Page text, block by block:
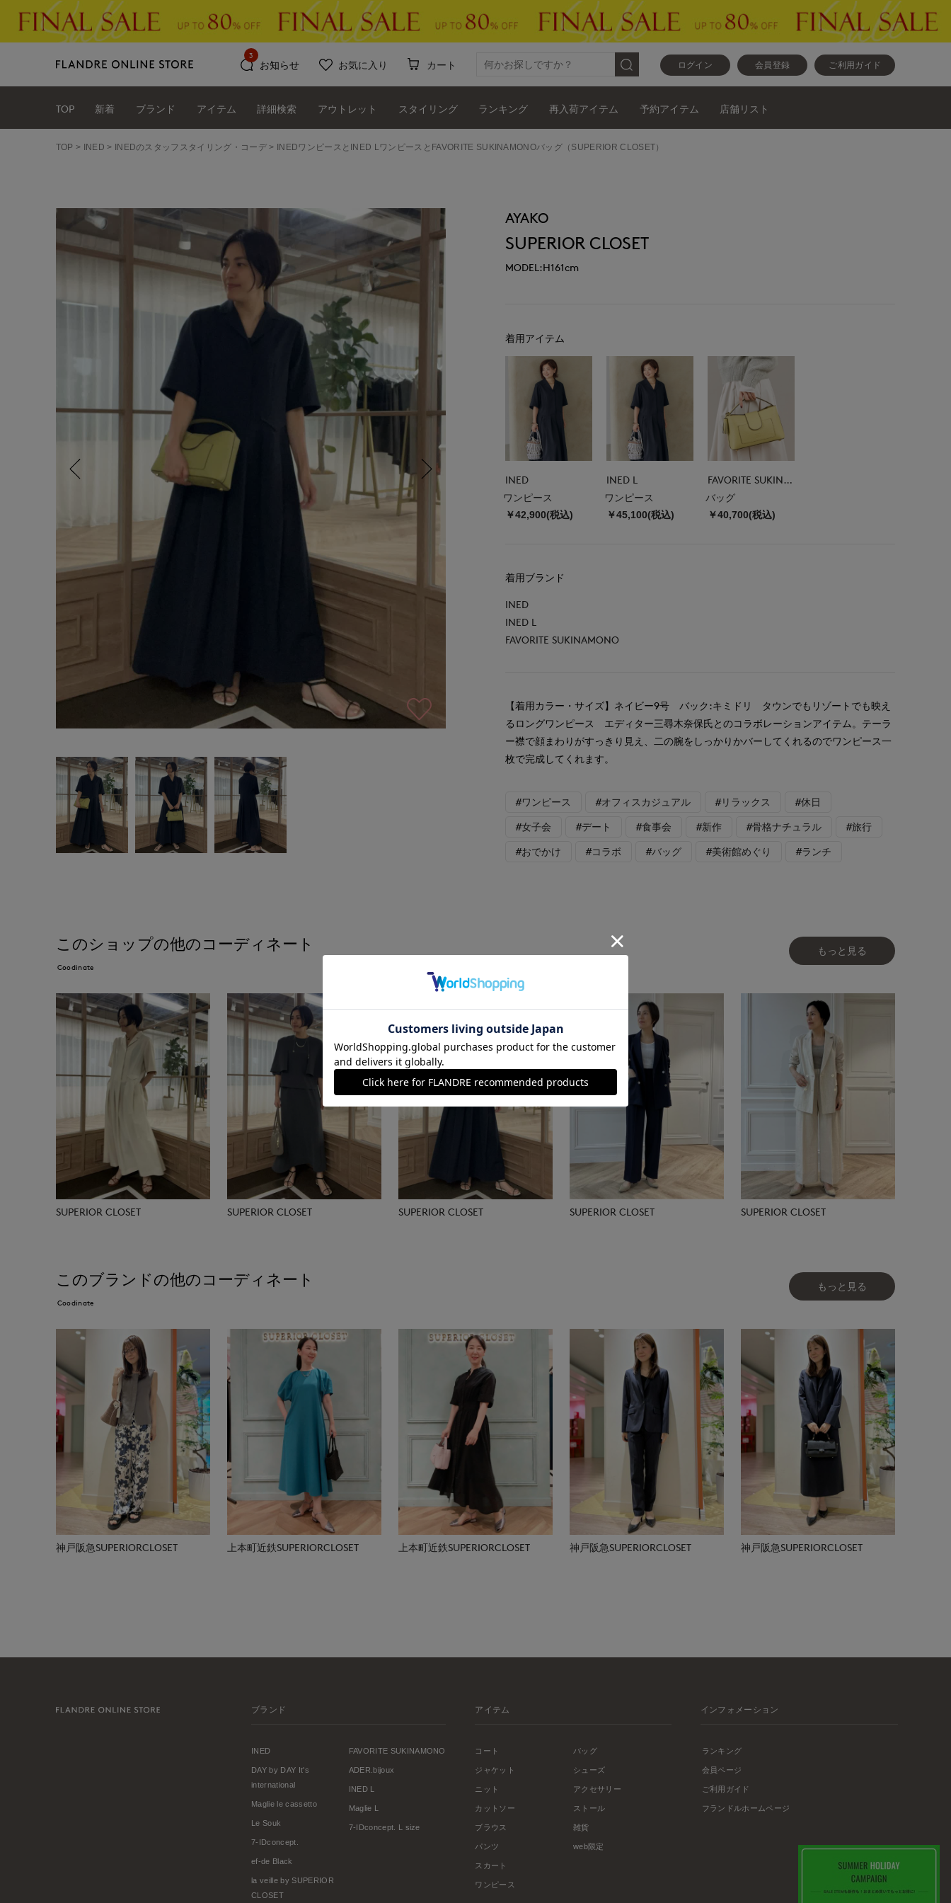
ログイン 会員登録 ご利用ガイド
お知らせ
3
お気に入り カート
TOP 新着 ブランド アイテム 詳細検索 アウトレット スタイリング ランキング 再入荷アイテム 予約アイテム 店舗リスト
TOP INED INEDのスタッフスタイリング・コーデ INEDワンピースとINED LワンピースとFAVORITE SUKINAMONOバッグ（SUPERIOR CLOSET）
AYAKO
SUPERIOR CLOSET
MODEL:H161cm
着用アイテム
INED
ワンピース
￥42,900(税込)
INED L
ワンピース
￥45,100(税込)
FAVORITE SUKINAMONO
バッグ
￥40,700(税込)
着用ブランド
INED
INED L
FAVORITE SUKINAMONO
【着用カラー・サイズ】ネイビー9号 バック:キミドリ タウンでもリゾートでも映え
るロングワンピース エディター三尋木奈保氏とのコラボレーションアイテム。テーラ
ー襟で顔まわりがすっきり見え、二の腕をしっかりかバーしてくれるのでワンピース一
枚で完成してくれます。
#ワンピース #オフィスカジュアル #リラックス #休日
#女子会 #デート #食事会 #新作 #骨格ナチュラル #旅行
#おでかけ #コラボ #バッグ #美術館めぐり #ランチ
このショップの他のコーディネート
Coodinate
もっと見る
SUPERIOR CLOSET SUPERIOR CLOSET SUPERIOR CLOSET SUPERIOR CLOSET SUPERIOR CLOSET
このブランドの他のコーディネート
Coodinate
もっと見る
神戸阪急SUPERIORCLOSET 上本町近鉄SUPERIORCLOSET 上本町近鉄SUPERIORCLOSET 神戸阪急SUPERIORCLOSET 神戸阪急SUPERIORCLOSET
ブランド
INED
DAY by DAY It's
international
Maglie le cassetto
Le Souk
7-IDconcept.
ef-de Black
la veille by SUPERIOR
CLOSET
FAVORITE SUKINAMONO
ADER.bijoux
INED L
Maglie L
7-IDconcept. L size
アイテム
コート
ジャケット
ニット
カットソー
ブラウス
パンツ
スカート
ワンピース
バッグ
シューズ
アクセサリー
ストール
雑貨
web限定
インフォメーション
ランキング
会員ページ
ご利用ガイド
フランドルホームページ